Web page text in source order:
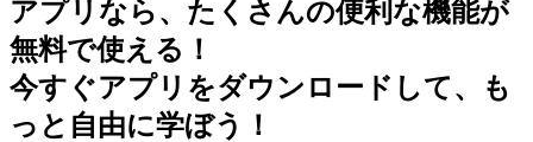
アプリなら、たくさんの便利な機能が
無料で使える！
今すぐアプリをダウンロードして、も
っと自由に学ぼう！